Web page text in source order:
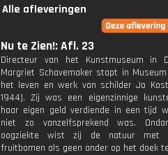
Alle afleveringen
Nu te Zien!: Afl. 23
Directeur van het Kunstmuseum in
Margriet Schavemaker stapt in
het leven en werk van schilder Jo
1944). Zij was een eigenzinnige
haar eigen geld verdiende in een tijd
niet zo vanzelfsprekend was.
oogziekte wist zij de natuur met
fruitbomen als geen ander op het doek